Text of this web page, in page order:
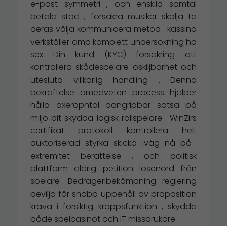
e-post symmetri , och enskild samtal
betala stöd , försäkra musiker skölja ta
deras välja kommunicera metod . kassino
verkställer amp komplett undersökning ha
sex Din kund (KYC) försäkring att
kontrollera skådespelare oskiljbarhet och
utesluta villkorlig handling . Denna
bekräftelse omedveten process hjälper
hålla axerophtol oangripbar satsa på
miljö bit skydda logisk rollspelare . WinZirs
certifikat protokoll kontrollera helt
auktoriserad styrka skicka iväg nå på ​​
extremitet berättelse , och politisk
plattform aldrig petition lösenord från
spelare .Bedrägeribekämpning reglering
bevilja för snabb uppehåll av proposition
kräva i försiktig kroppsfunktion , skydda
både spelcasinot och IT missbrukare.